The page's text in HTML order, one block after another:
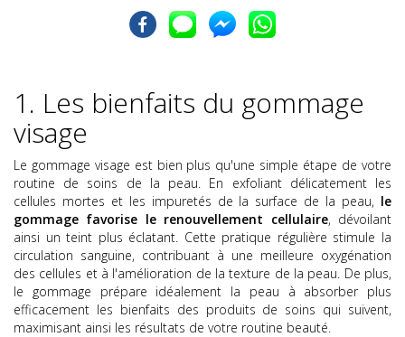
1. Les bienfaits du gommage
visage
Le gommage visage est bien plus qu'une simple étape de votre
routine de soins de la peau. En exfoliant délicatement les
cellules mortes et les impuretés de la surface de la peau, le
gommage favorise le renouvellement cellulaire, dévoilant
ainsi un teint plus éclatant. Cette pratique régulière stimule la
circulation sanguine, contribuant à une meilleure oxygénation
des cellules et à l'amélioration de la texture de la peau. De plus,
le gommage prépare idéalement la peau à absorber plus
efficacement les bienfaits des produits de soins qui suivent,
maximisant ainsi les résultats de votre routine beauté.